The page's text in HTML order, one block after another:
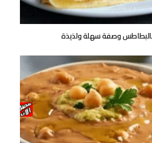
وصفة سهلة ولذيذة